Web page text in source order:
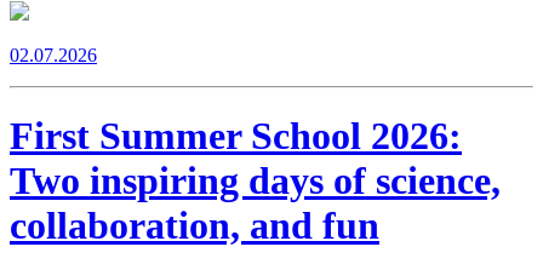
02.07.2026
First Summer School 2026:
Two inspiring days of science,
collaboration, and fun